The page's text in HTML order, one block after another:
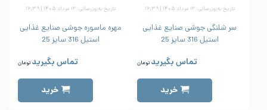
تاریخ به‌روزرسانی: ۱۲ مرداد ۱۴۰۵ | ۱۶:۳۹
سر شلنگی جوشی صنایع غذایی
استیل 316 سایز 25
تماس بگیرید تومان
خرید
تاریخ به‌روزرسانی: ۱۲ مرداد ۱۴۰۵ | ۱۶:۳۹
مهره ماسوره جوشی صنایع غذایی
استیل 316 سایز 25
تماس بگیرید تومان
خرید